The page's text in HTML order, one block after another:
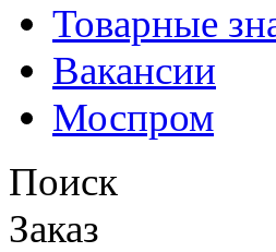
Товарные
Вакансии
Моспром
Поиск
Заказ